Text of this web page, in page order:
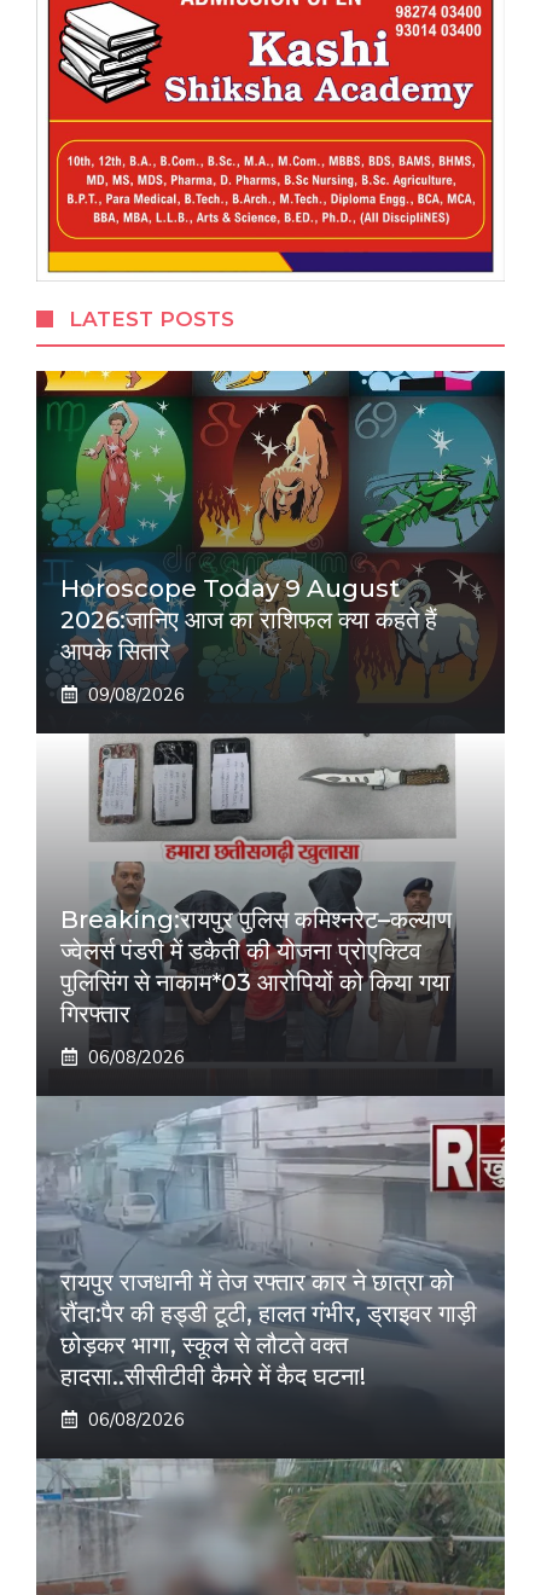
LATEST POSTS
Horoscope Today 9 August
2026:जानिए आज का राशिफल क्या कहते हैं
आपके सितारे
09/08/2026
Breaking:रायपुर पुलिस कमिश्नरेट–कल्याण
ज्वेलर्स पंडरी में डकैती की योजना प्रोएक्टिव
पुलिसिंग से नाकाम*03 आरोपियों को किया गया
गिरफ्तार
06/08/2026
रायपुर राजधानी में तेज रफ्तार कार ने छात्रा को
रौंदा:पैर की हड्डी टूटी, हालत गंभीर, ड्राइवर गाड़ी
छोड़कर भागा, स्कूल से लौटते वक्त
हादसा..सीसीटीवी कैमरे में कैद घटना!
06/08/2026